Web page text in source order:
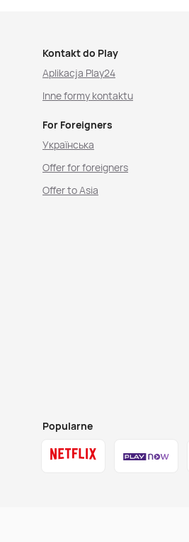
Kontakt do Play
Aplikacja Play24
Inne formy kontaktu
For Foreigners
Українська
Offer for foreigners
Offer to Asia
Popularne